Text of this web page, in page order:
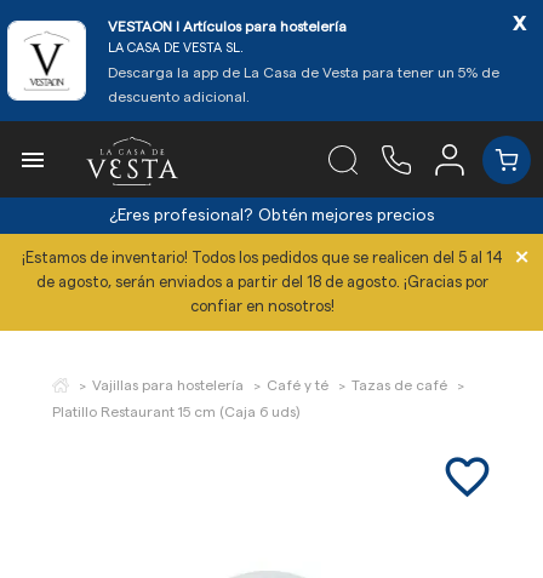
VESTAON l Artículos para hostelería
LA CASA DE VESTA SL.
Descarga la app de La Casa de Vesta para tener un 5% de
descuento adicional.
x

¿Eres profesional? Obtén mejores precios
¡Estamos de inventario! Todos los pedidos que se realicen del 5 al 14
de agosto, serán enviados a partir del 18 de agosto. ¡Gracias por
confiar en nosotros!
×
Vajillas para hostelería Café y té
Tazas de café
Platillo Restaurant 15 cm (Caja 6 uds)
favorite_border